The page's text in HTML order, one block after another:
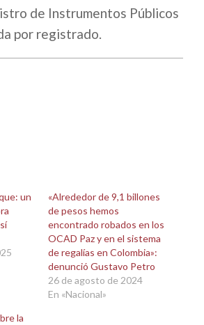
de Instrumentos Públicos
por registrado.
un
«Alrededor de 9,1 billones
de pesos hemos
encontrado robados en los
OCAD Paz y en el sistema
de regalías en Colombia»:
denunció Gustavo Petro
26 de agosto de 2024
En «Nacional»
la